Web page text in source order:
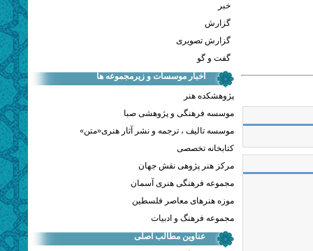
خبر
گزارش
گزارش تصویری
گفت و گو
اخبار موسسات و زیرمجموعه ها
پژوهشکده هنر
موسسه فرهنگی و پژوهشی صبا
موسسه تالیف ، ترجمه و نشر آثار هنری«متن»
کتابخانه تخصصی
مرکز هنر پژوهی نقش جهان
مجموعه فرهنگی هنری آسمان
موزه هنرهای معاصر فلسطین
مجموعه فرهنگ و ادبیات
عناوین مطالب اصلی